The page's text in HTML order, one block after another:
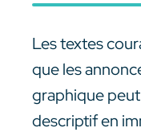
Les textes
que les
graphique
descriptif en